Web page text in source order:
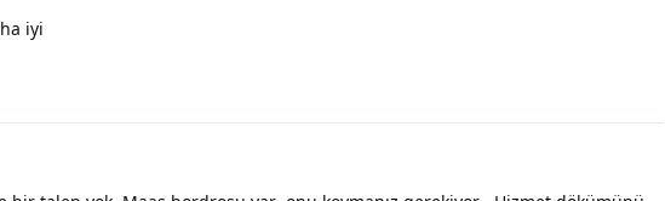
iyi